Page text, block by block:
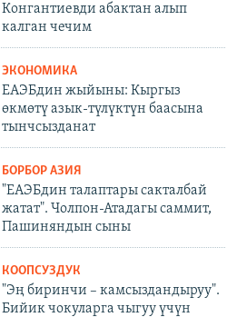
Конгантиевди абактан алып
калган чечим
ЭКОНОМИКА
ЕАЭБдин жыйыны: Кыргыз
өкмөтү азык-түлүктүн баасына
тынчсызданат
БОРБОР АЗИЯ
"ЕАЭБдин талаптары сакталбай
жатат". Чолпон-Атадагы саммит,
Пашиняндын сыны
КООПСУЗДУК
"Эң биринчи – камсыздандыруу".
Бийик чокуларга чыгуу үчүн